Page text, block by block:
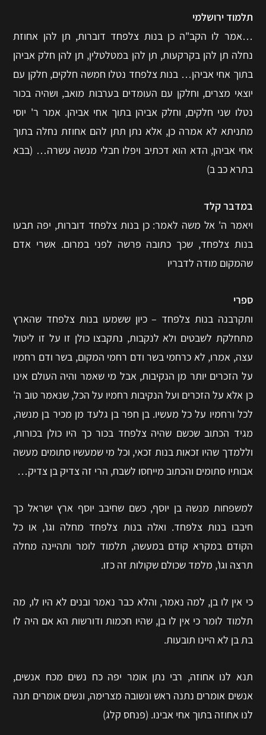
תלמוד ירושלמי
…אמר לו הקב"ה כן בנות צלפחד דוברות, תן להן אחוזת
נחלה תן להן בקרקעות, תן להן במטלטלין, תן להן חלק אביהן
בתוך אחי אביהן… בנות צלפחד נטלו חמשה חלקים, חלקן עם
יוצאי מצרים, וחלקן עם העומדים בערבות מואב, ושהיה בכור
נטלו שני חלקים, וחלק אביהן בתוך אחי אביהן. אמר ר' יוסי
מתניתא לא אמרה כן, אלא נתן תתן להם אחוזת נחלה בתוך
אחי אביהן, הדא הוא דכתיב ויפלו חבלי מנשה עשרה… (בבא
בתרא כב ב)
במדבר קלד
ויאמר ה' אל משה לאמר: כן בנות צלפחד דוברות, יפה תבעו
בנות צלפחד, שכך כתובה פרשה לפני במרום. אשרי אדם
שהמקום מודה לדבריו
ספרי
ותקרבנה בנות צלפחד – כיון ששמעו בנות צלפחד שהארץ
מתחלקת לשבטים ולא לנקבות, נתקבצו כולן זו על זו ליטול
עצה, אמרו, לא כרחמי בשר ודם רחמי המקום, בשר ודם רחמיו
על הזכרים יותר מן הנקיבות, אבל מי שאמר והיה העולם אינו
כן אלא על הזכרים ועל הנקיבות רחמיו על הכל, שנאמר טוב ה'
לכל ורחמיו על כל מעשיו. בן חפר בן גלעד מן מכיר בן מנשה,
מגיד הכתוב שכשם שהיה צלפחד בכור כך היו כולן בכורות,
וללמדך שהיו זכאות בנות זכאי, וכל מי שמעשיו סתומים מעשה
אבותיו סתומים והכתוב מייחסו לשבח, הרי זה צדיק בן צדיק…
למשפחות מנשה בן יוסף, כשם שחיבב יוסף ארץ ישראל כך
חיבבו בנות צלפחד. ואלה בנות צלפחד מחלה וגו', או כל
הקודם במקרא קודם במעשה, תלמוד לומר ותהיינה מחלה
תרצה וגו', מלמד שכולם שקולות זה כזו.
כי אין לו בן, למה נאמר, והלא כבר נאמר ובנים לא היו לו, מה
תלמוד לומר כי אין לו בן, שהיו חכמות ודורשות הא אם היה לו
בת בן לא היינו תובעות.
תנא לנו אחוזה, רבי נתן אומר יפה כח נשים מכח אנשים,
אנשים אומרים נתנה ראש ונשובה מצרימה, ונשים אומרים תנה
לנו אחוזה בתוך אחי אבינו. (פנחס קלג)